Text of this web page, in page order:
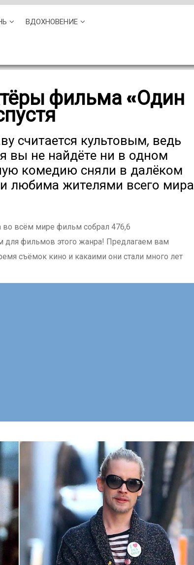
ВДОХНОВЕНИЕ
фильма «Один
считается культовым, ведь
вы не найдёте ни в одном
комедию сняли в далёком
любима жителями всего мира
во всём мире фильм собрал 476,6
для фильмов этого жанра! Предлагаем вам
съёмок кино и какаими они стали много лет